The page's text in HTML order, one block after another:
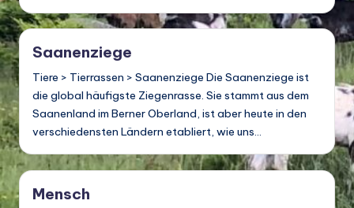
a
u
n
d
Bi
o
di
Saanenziege
Tiere > Tierrassen > Saanenziege Die Saanenziege ist
die global häufigste Ziegenrasse. Sie stammt aus dem
Saanenland im Berner Oberland, ist aber heute in den
verschiedensten Ländern etabliert, wie uns…
Mensch